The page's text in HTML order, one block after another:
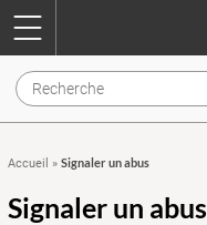
Accueil » Signaler un abus
Signaler un abus